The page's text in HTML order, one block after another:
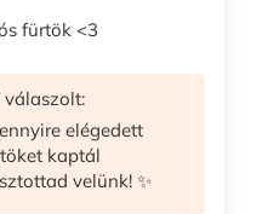
fürtök <3
válaszolt:
elégedett
kaptál
velünk! ✨